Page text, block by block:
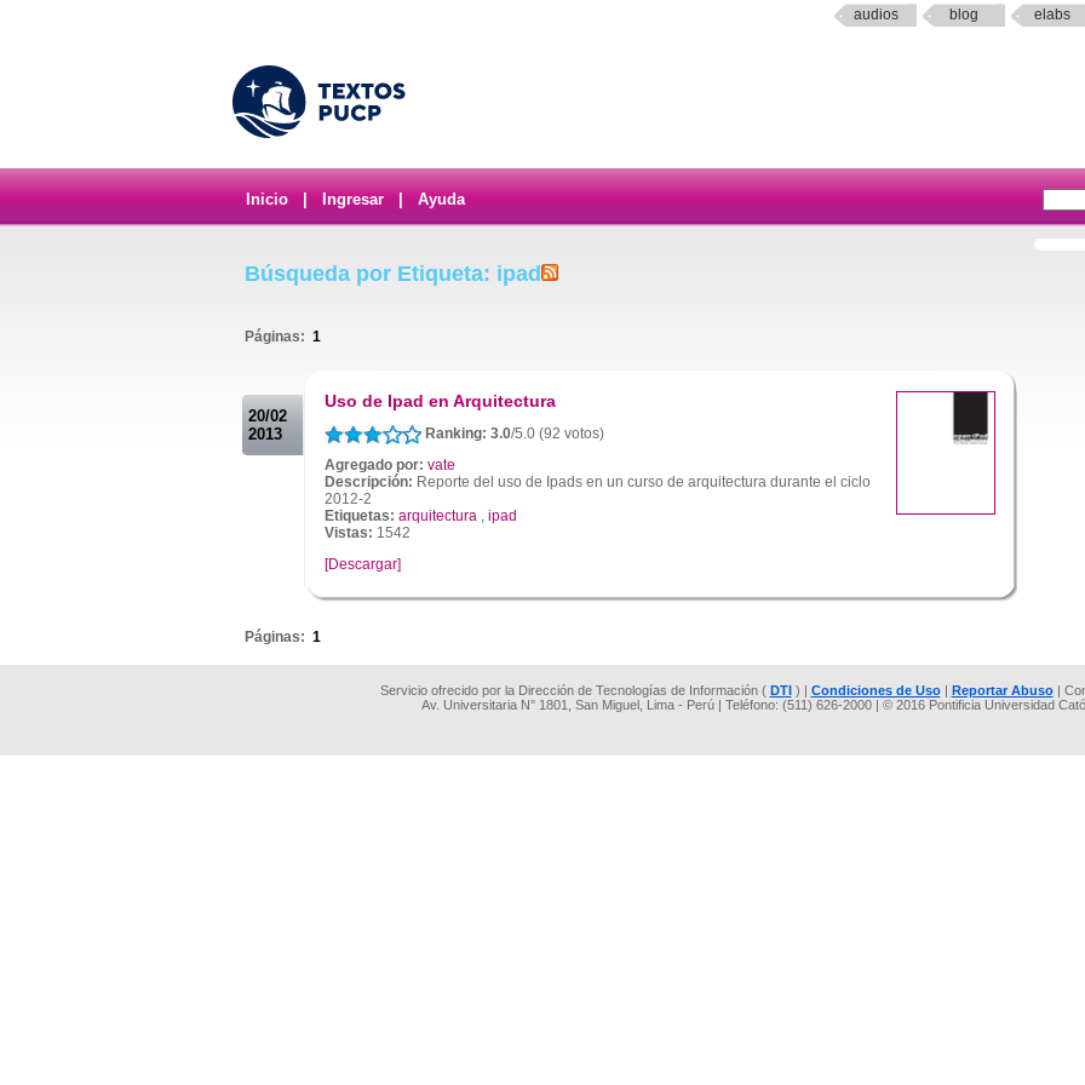
audios blog elabs
Inicio Ingresar Ayuda
Búsqueda por Etiqueta: ipad
Páginas: 1
20/02
2013
Uso de Ipad en Arquitectura
Ranking: 3.0/5.0 (92 votos)
Agregado por: vate
Descripción: Reporte del uso de Ipads en un curso de arquitectura durante el ciclo
2012-2
Etiquetas: arquitectura , ipad
Vistas: 1542
[Descargar]
Páginas: 1
Servicio ofrecido por la Dirección de Tecnologías de Información ( DTI) | Condiciones de Uso| Reportar Abuso|
Av. Universitaria N° 1801, San Miguel, Lima - Perú | Teléfono: (511) 626-2000 | © 2016 Pontificia Universidad